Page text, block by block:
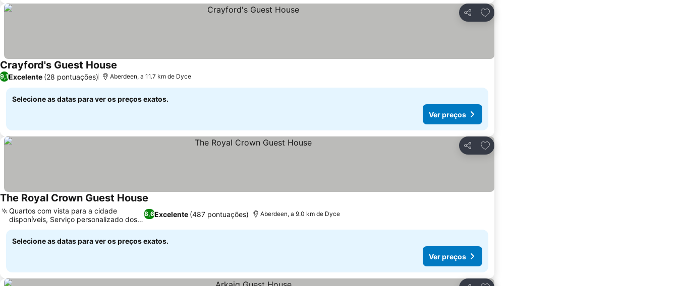
Partilhar
Adicionar aos favoritos
Crayford's Guest House
9,1Excelente (28 pontuações) Aberdeen, a 11.7 km de Dyce
Selecione as datas para ver os preços exatos.
Ver preços
Partilhar
Adicionar aos favoritos
The Royal Crown Guest House
8,6Excelente (487 pontuações)
Quartos com vista para a cidade
disponíveis, Serviço personalizado dos
proprietários
Aberdeen, a 9.0 km de Dyce
Selecione as datas para ver os preços exatos.
Ver preços